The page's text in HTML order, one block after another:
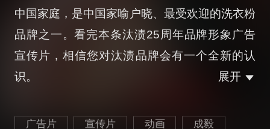
中国家庭，是中国家喻户晓、最受欢迎的洗衣粉
品牌之一。看完本条汰渍25周年品牌形象广告
宣传片，相信您对汰渍品牌会有一个全新的认
识。
展开
广告片 宣传片 动画 成毅